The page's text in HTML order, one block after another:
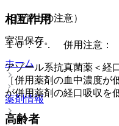
（保管上の注意）
室温保存。
ホーム
薬剤情報
相互作用
１０．２． 併用注意：
アゾール系抗真菌薬＜経
［併用薬剤の血中濃度が
が併用薬剤の経口吸収を
高齢者